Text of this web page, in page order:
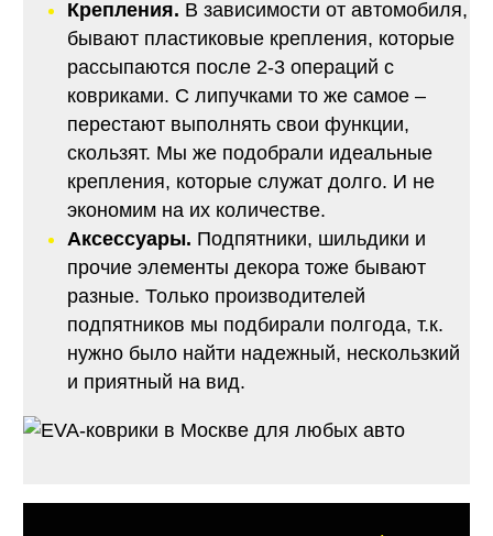
Крепления. В зависимости от автомобиля,
бывают пластиковые крепления, которые
рассыпаются после 2-3 операций с
ковриками. С липучками то же самое –
перестают выполнять свои функции,
скользят. Мы же подобрали идеальные
крепления, которые служат долго. И не
экономим на их количестве.
Аксессуары. Подпятники, шильдики и
прочие элементы декора тоже бывают
разные. Только производителей
подпятников мы подбирали полгода, т.к.
нужно было найти надежный, нескользкий
и приятный на вид.